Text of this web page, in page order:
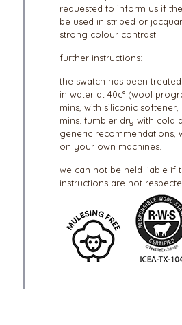
requested to inform us if
be used in striped or
strong colour contrast.
further instructions:
the swatch has been
in water at 40c° (wool
mins, with siliconic
mins. tumbler dry with cold
generic recommendations,
on your own machines.
we can not be held liable if
instructions are not